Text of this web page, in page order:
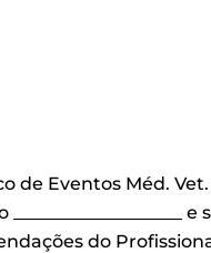
de Eventos Méd. Vet.
do